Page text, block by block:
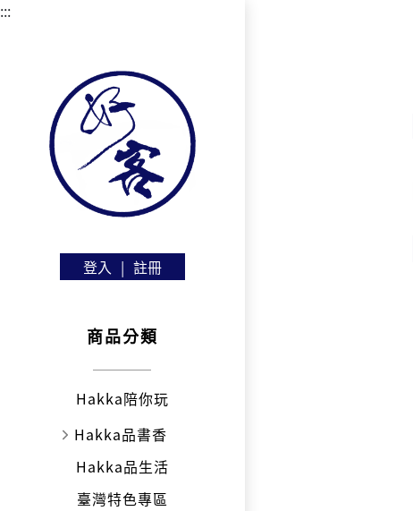
:::
登入 | 註冊
商品分類
Hakka陪你玩
Hakka品書香
Hakka品生活
臺灣特色專區